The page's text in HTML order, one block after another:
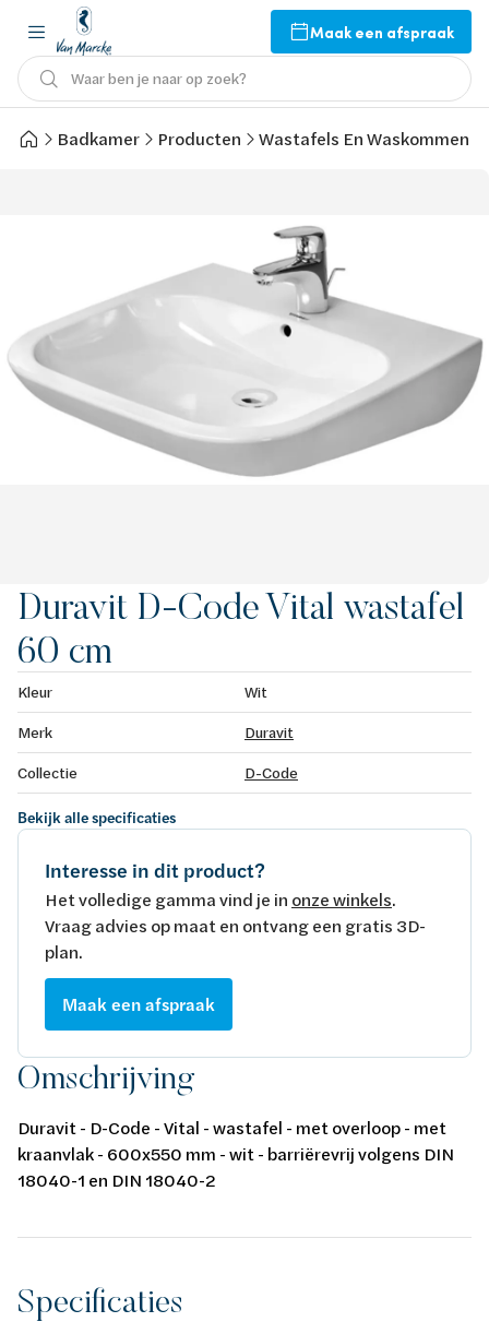
Maak een afspraak
Waar ben je naar op zoek?
Badkamer Producten Wastafels En Waskommen
Duravit D-Code Vital wastafel
60 cm
Kleur
Wit
Merk
Duravit
Collectie
D-Code
Bekijk alle specificaties
Interesse in dit product?
Het volledige gamma vind je in onze winkels.
Vraag advies op maat en ontvang een gratis 3D-
plan.
Maak een afspraak
Omschrijving
Duravit - D-Code - Vital - wastafel - met overloop - met
kraanvlak - 600x550 mm - wit - barriërevrij volgens DIN
18040-1 en DIN 18040-2
Specificaties